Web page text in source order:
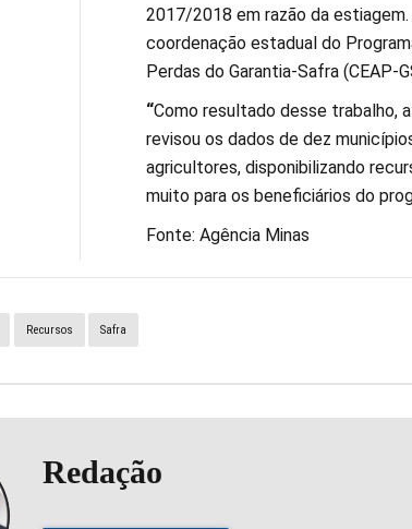
2017/2018 em razão da
coordenação estadual do
Perdas do Garantia-Safra (CEAP-
“Como resultado desse trabalho,
revisou os dados de dez
agricultores, disponibilizando
muito para os beneficiários do
Fonte: Agência Minas
Recursos Safra
Redação